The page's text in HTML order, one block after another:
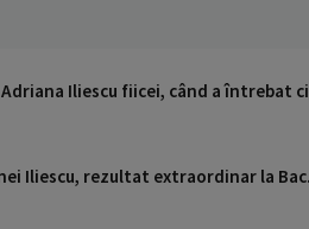
Adriana Iliescu fiicei, când a întrebat
Iliescu, rezultat extraordinar la